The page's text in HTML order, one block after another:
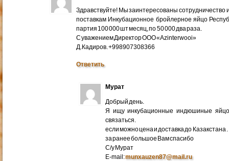
Здравствуйте! Мы заинтересованы сотрудничество
поставкам Инкубационное бройлерное яйцо
партия 100 000 шт месяц, по 50 000 два раза.
С уважением Директор ООО «Azinterwooi»
Д.Кадиров. +998907308366
Ответить
Мурат
Добрый день.
Я ищу инкубационные индюшиные
связаться.
если можно цена и доставка до Казакстана .
за ранее большое Вам спасибо
С/у Мурат
E-mail:munxauzen87@mail.ru